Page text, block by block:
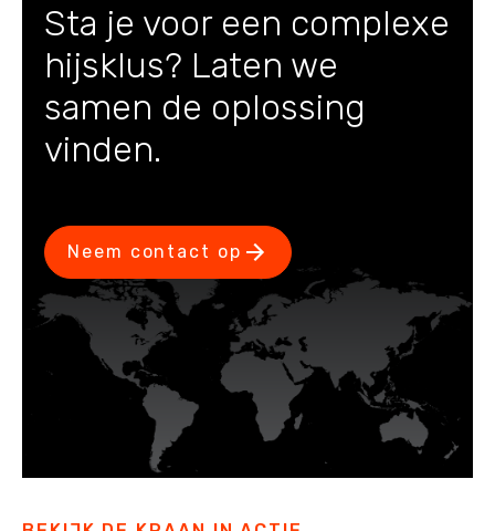
Sta je voor een complexe
hijsklus? Laten we
samen de oplossing
vinden.
Neem contact op